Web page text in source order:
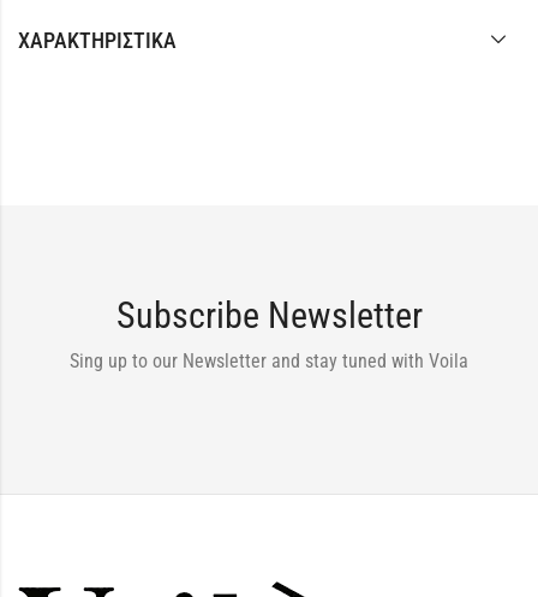
ΧΑΡΑΚΤΗΡΙΣΤΙΚΆ
Subscribe Newsletter
Sing up to our Newsletter and stay tuned with Voila